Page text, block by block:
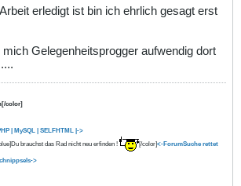
erledigt ist bin ich ehrlich gesagt erst
Gelegenheitsprogger aufwendig dort
color]
| MySQL | SELFHTML |->
brauchst das Rad nicht neu erfinden ! [/color]<-ForumSuche rettet
>